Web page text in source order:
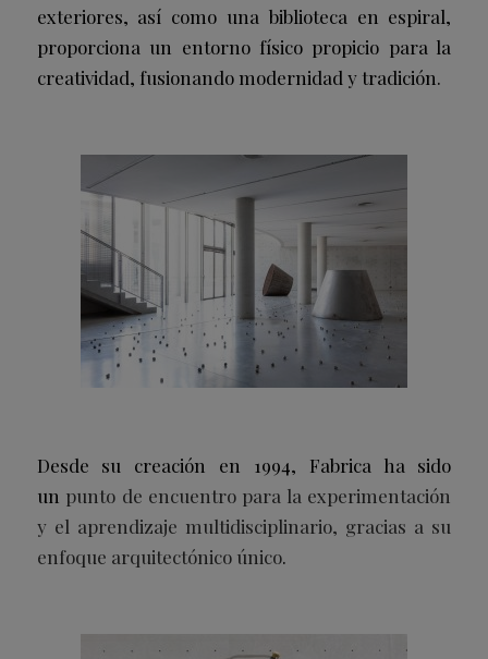
exteriores, así como una biblioteca en espiral,
proporciona un entorno físico propicio para la
creatividad, fusionando modernidad y tradición.
Desde su creación en 1994, Fabrica ha sido
un punto de encuentro para la experimentación
y el aprendizaje multidisciplinario, gracias a su
enfoque arquitectónico único.